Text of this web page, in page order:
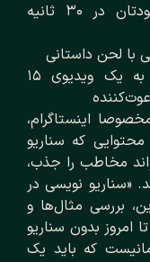
نوشتن سناریو برای معرفی خودتان در ۳۰ ثانیه
با لحن داستانی
تمرین تبدیل یک نکته ساده به یک ویدیوی ۱۵
اینستاگرام،
که سناریو
مخاطب را جذب،
«سناریو نویسی در
بررسی مثال‌ها و
امروز بدون سناریو
که باید یک